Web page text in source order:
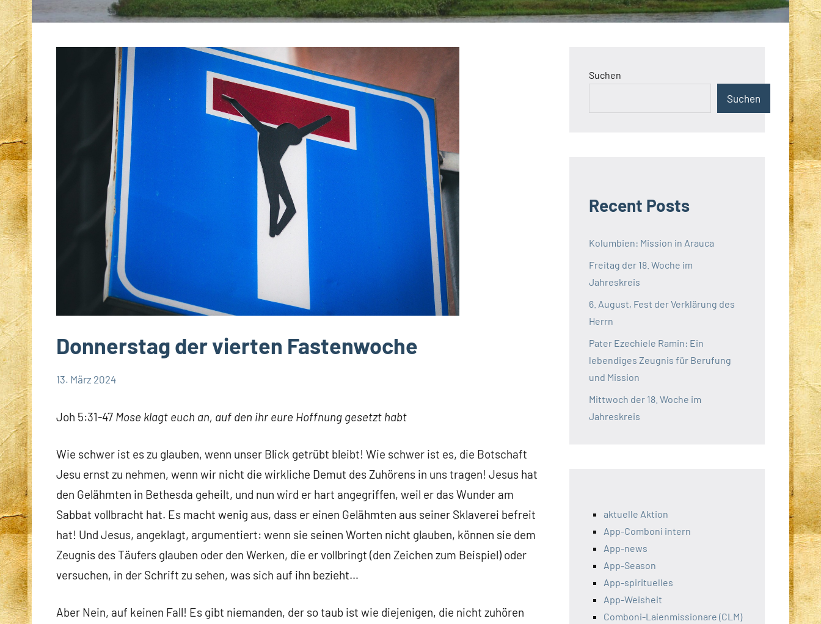
Donnerstag der vierten Fastenwoche
13. März 2024
Joh 5:31-47 Mose klagt euch an, auf den ihr eure Hoffnung gesetzt habt
Wie schwer ist es zu glauben, wenn unser Blick getrübt bleibt! Wie schwer ist es, die Botschaft
Jesu ernst zu nehmen, wenn wir nicht die wirkliche Demut des Zuhörens in uns tragen! Jesus hat
den Gelähmten in Bethesda geheilt, und nun wird er hart angegriffen, weil er das Wunder am
Sabbat vollbracht hat. Es macht wenig aus, dass er einen Gelähmten aus seiner Sklaverei befreit
hat! Und Jesus, angeklagt, argumentiert: wenn sie seinen Worten nicht glauben, können sie dem
Zeugnis des Täufers glauben oder den Werken, die er vollbringt (den Zeichen zum Beispiel) oder
versuchen, in der Schrift zu sehen, was sich auf ihn bezieht…
Aber Nein, auf keinen Fall! Es gibt niemanden, der so taub ist wie diejenigen, die nicht zuhören
Suchen
Suchen
Recent Posts
Kolumbien: Mission in Arauca
Freitag der 18. Woche im
Jahreskreis
6. August, Fest der Verklärung des
Herrn
Pater Ezechiele Ramin: Ein
lebendiges Zeugnis für Berufung
und Mission
Mittwoch der 18. Woche im
Jahreskreis
aktuelle Aktion
App-Comboni intern
App-news
App-Season
App-spirituelles
App-Weisheit
Comboni-Laienmissionare (CLM)